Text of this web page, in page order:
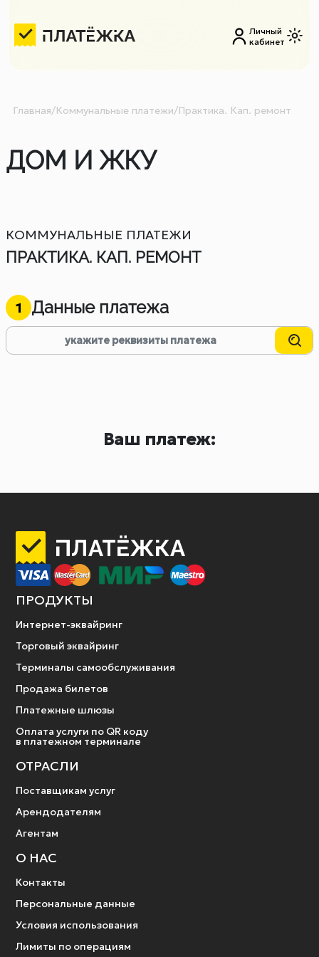
Личный
кабинет
Главная/Коммунальные платежи/Практика. Кап. ремонт
ДОМ И ЖКУ
Ваш платеж:
КОММУНАЛЬНЫЕ ПЛАТЕЖИ
ПРАКТИКА. КАП. РЕМОНТ
1 Данные платежа
ПРОДУКТЫ
Интернет-эквайринг
Торговый эквайринг
Терминалы самообслуживания
Продажа билетов
Платежные шлюзы
Оплата услуги по QR коду
в платежном терминале
ОТРАСЛИ
Поставщикам услуг
Арендодателям
Агентам
О НАС
Контакты
Персональные данные
Условия использования
Лимиты по операциям